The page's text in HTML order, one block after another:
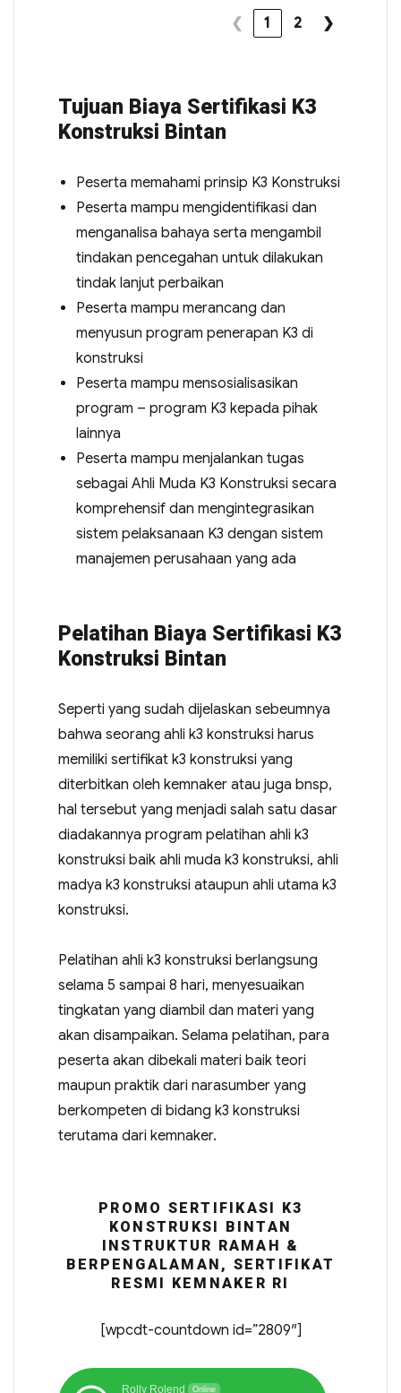
❮ 1 2 ❯
Tujuan Biaya Sertifikasi K3
Konstruksi Bintan
Peserta memahami prinsip K3 Konstruksi
Peserta mampu mengidentifikasi dan
menganalisa bahaya serta mengambil
tindakan pencegahan untuk dilakukan
tindak lanjut perbaikan
Peserta mampu merancang dan
menyusun program penerapan K3 di
konstruksi
Peserta mampu mensosialisasikan
program – program K3 kepada pihak
lainnya
Peserta mampu menjalankan tugas
sebagai Ahli Muda K3 Konstruksi secara
komprehensif dan mengintegrasikan
sistem pelaksanaan K3 dengan sistem
manajemen perusahaan yang ada
Pelatihan Biaya Sertifikasi K3
Konstruksi Bintan
Seperti yang sudah dijelaskan sebeumnya
bahwa seorang ahli k3 konstruksi harus
memiliki sertifikat k3 konstruksi yang
diterbitkan oleh kemnaker atau juga bnsp,
hal tersebut yang menjadi salah satu dasar
diadakannya program pelatihan ahli k3
konstruksi baik ahli muda k3 konstruksi, ahli
madya k3 konstruksi ataupun ahli utama k3
konstruksi.
Pelatihan ahli k3 konstruksi berlangsung
selama 5 sampai 8 hari, menyesuaikan
tingkatan yang diambil dan materi yang
akan disampaikan. Selama pelatihan, para
peserta akan dibekali materi baik teori
maupun praktik dari narasumber yang
berkompeten di bidang k3 konstruksi
terutama dari kemnaker.
PROMO SERTIFIKASI K3
KONSTRUKSI BINTAN
INSTRUKTUR RAMAH &
BERPENGALAMAN, SERTIFIKAT
RESMI KEMNAKER RI
[wpcdt-countdown id=”2809″]
Rolly Rolend Online